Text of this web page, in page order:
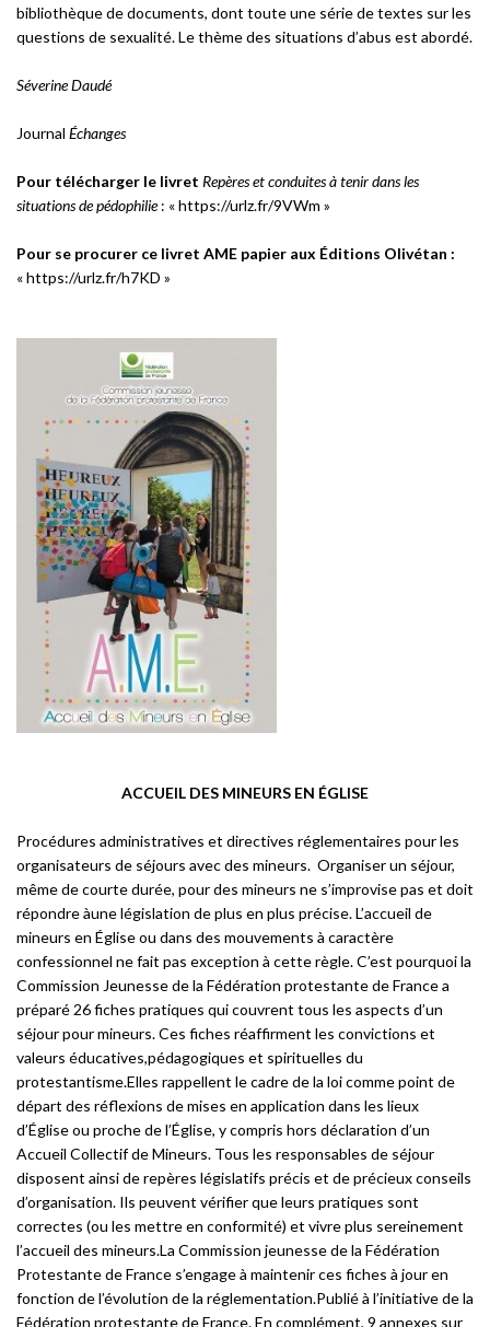
bibliothèque de documents, dont toute une série de textes sur les
questions de sexualité. Le thème des situations d’abus est abordé.
Séverine Daudé
Journal Échanges
Pour télécharger le livret Repères et conduites à tenir dans les
situations de pédophilie: « https://urlz.fr/9VWm »
Pour se procurer ce livret AME papier aux Éditions Olivétan :
« https://urlz.fr/h7KD »
ACCUEIL DES MINEURS EN ÉGLISE
Procédures administratives et directives réglementaires pour les
organisateurs de séjours avec des mineurs. Organiser un séjour,
même de courte durée, pour des mineurs ne s’improvise pas et doit
répondre àune législation de plus en plus précise. L’accueil de
mineurs en Église ou dans des mouvements à caractère
confessionnel ne fait pas exception à cette règle. C’est pourquoi la
Commission Jeunesse de la Fédération protestante de France a
préparé 26 fiches pratiques qui couvrent tous les aspects d’un
séjour pour mineurs. Ces fiches réaffirment les convictions et
valeurs éducatives,pédagogiques et spirituelles du
protestantisme.Elles rappellent le cadre de la loi comme point de
départ des réflexions de mises en application dans les lieux
d’Église ou proche de l’Église, y compris hors déclaration d’un
Accueil Collectif de Mineurs. Tous les responsables de séjour
disposent ainsi de repères législatifs précis et de précieux conseils
d’organisation. Ils peuvent vérifier que leurs pratiques sont
correctes (ou les mettre en conformité) et vivre plus sereinement
l’accueil des mineurs.La Commission jeunesse de la Fédération
Protestante de France s’engage à maintenir ces fiches à jour en
fonction de l’évolution de la réglementation.Publié à l’initiative de la
Fédération protestante de France. En complément, 9 annexes sur